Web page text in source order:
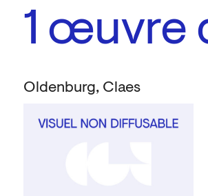
1 œuvre
Oldenburg, Claes